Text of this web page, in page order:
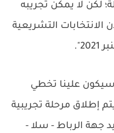
لكن لا يمكن تجريبه
شهر غشت 2021 لأن الانتخابات التشريعية
علينا تخطي
إطلاق مرحلة تجريبية
جهة الرباط - سلا -